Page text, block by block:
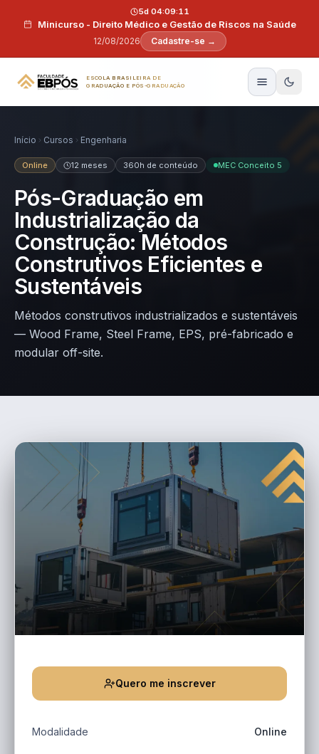
Minicurso - Direito Médico e Gestão de Riscos na Saúde
12/08/2026
5d 04:09:10
Cadastre-se →
ESCOLA BRASILEIRA DE
GRADUAÇÃO E PÓS-GRADUAÇÃO
Início Cursos Engenharia
Online 12 meses 360h de conteúdo MEC Conceito 5
Pós-Graduação em
Industrialização da
Construção: Métodos
Construtivos Eficientes e
Sustentáveis
Métodos construtivos industrializados e sustentáveis
— Wood Frame, Steel Frame, EPS, pré-fabricado e
modular off-site.
Quero me inscrever
Modalidade Online